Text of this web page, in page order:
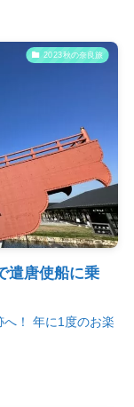
2023秋の奈良旅
遣唐使船に乗
へ！ 年に1度のお楽